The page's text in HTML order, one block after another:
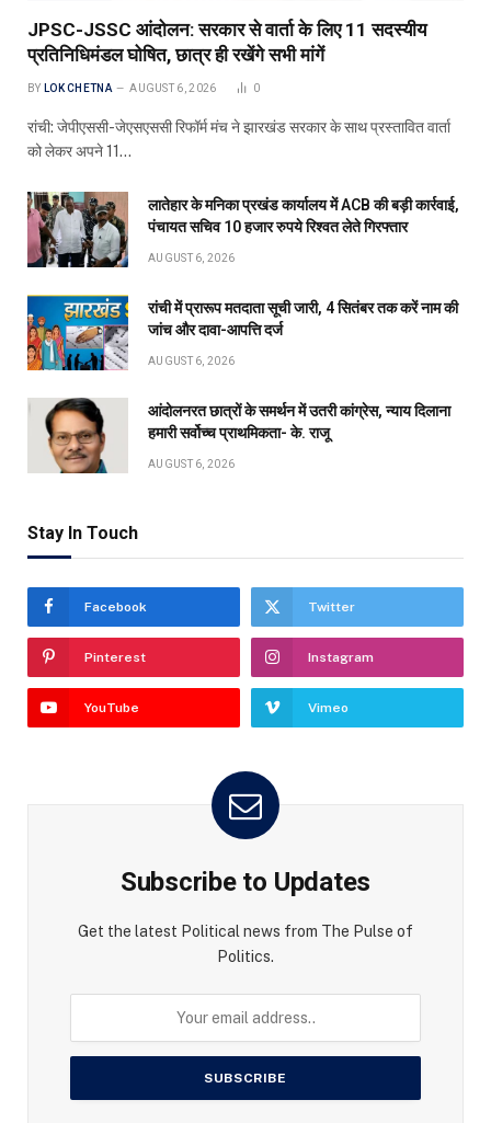
JPSC-JSSC आंदोलन: सरकार से वार्ता के लिए 11 सदस्यीय
प्रतिनिधिमंडल घोषित, छात्र ही रखेंगे सभी मांगें
BY LOK CHETNA AUGUST 6, 2026 0
रांची: जेपीएससी-जेएसएससी रिफॉर्म मंच ने झारखंड सरकार के साथ प्रस्तावित वार्ता
को लेकर अपने 11…
लातेहार के मनिका प्रखंड कार्यालय में ACB की बड़ी कार्रवाई,
पंचायत सचिव 10 हजार रुपये रिश्वत लेते गिरफ्तार
AUGUST 6, 2026
रांची में प्रारूप मतदाता सूची जारी, 4 सितंबर तक करें नाम की
जांच और दावा-आपत्ति दर्ज
AUGUST 6, 2026
आंदोलनरत छात्रों के समर्थन में उतरी कांग्रेस, न्याय दिलाना
हमारी सर्वोच्च प्राथमिकता- के. राजू
AUGUST 6, 2026
Stay In Touch
Facebook Twitter
Pinterest Instagram
YouTube Vimeo
Subscribe to Updates
Get the latest Political news from The Pulse of
Politics.